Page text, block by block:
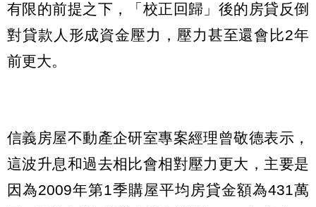
有限的前提之下，「校正回歸」後的房貸反倒
對貸款人形成資金壓力，壓力甚至還會比2年
前更大。
信義房屋不動產企研室專案經理曾敬德表示，
這波升息和過去相比會相對壓力更大，主要是
因為2009年第1季購屋平均房貸金額為431萬